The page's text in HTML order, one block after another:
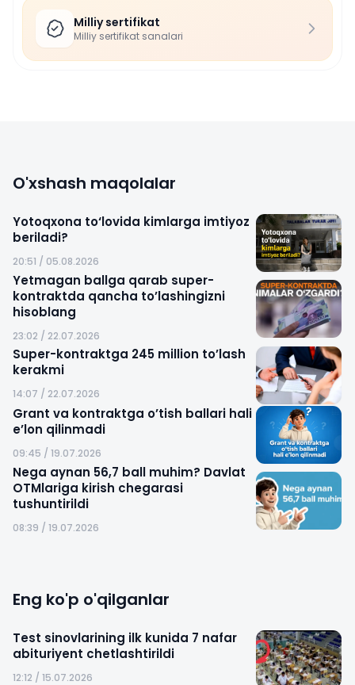
Milliy sertifikat
Milliy sertifikat sanalari
O'xshash maqolalar
Yotoqxona to‘lovida kimlarga imtiyoz
beriladi?
20:51 / 05.08.2026
Yetmagan ballga qarab super-
kontraktda qancha to’lashingizni
hisoblang
23:02 / 22.07.2026
Super-kontraktga 245 million to’lash
kerakmi
14:07 / 22.07.2026
Grant va kontraktga o’tish ballari hali
e’lon qilinmadi
09:45 / 19.07.2026
Nega aynan 56,7 ball muhim? Davlat
OTMlariga kirish chegarasi
tushuntirildi
08:39 / 19.07.2026
Eng ko'p o'qilganlar
Test sinovlarining ilk kunida 7 nafar
abituriyent chetlashtirildi
12:12 / 15.07.2026